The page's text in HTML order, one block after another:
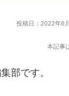
投稿日：2022年6
本記事
部です。